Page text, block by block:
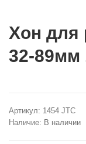
Хон для
32-89мм
Артикул: 1454 JTC
Наличие: В наличии